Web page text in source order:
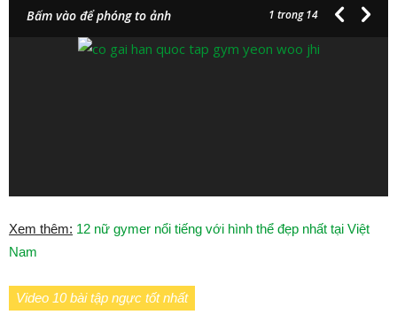
Bấm vào để phóng to ảnh 1 trong 14
Xem thêm: 12 nữ gymer nổi tiếng với hình thể đẹp nhất tại Việt
Nam
Video 10 bài tập ngực tốt nhất